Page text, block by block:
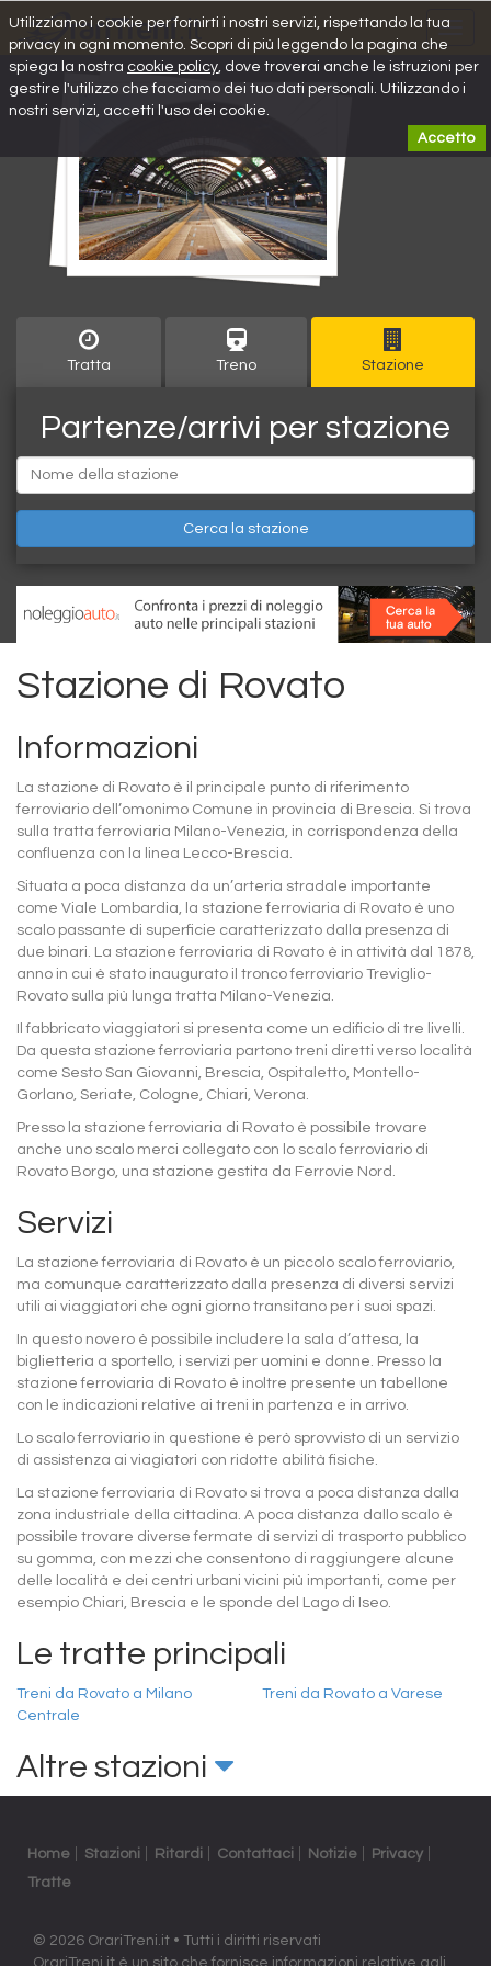
Tratta Treno Stazione
Partenze/arrivi per stazione
Partenza
Cerca la stazione
Stazione di Rovato
Informazioni
La stazione di Rovato è il principale punto di riferimento
ferroviario dell’omonimo Comune in provincia di Brescia. Si trova
sulla tratta ferroviaria Milano-Venezia, in corrispondenza della
confluenza con la linea Lecco-Brescia.
Situata a poca distanza da un’arteria stradale importante
come Viale Lombardia, la stazione ferroviaria di Rovato è uno
scalo passante di superficie caratterizzato dalla presenza di
due binari. La stazione ferroviaria di Rovato è in attività dal 1878,
anno in cui è stato inaugurato il tronco ferroviario Treviglio-
Rovato sulla più lunga tratta Milano-Venezia.
Il fabbricato viaggiatori si presenta come un edificio di tre livelli.
Da questa stazione ferroviaria partono treni diretti verso località
come Sesto San Giovanni, Brescia, Ospitaletto, Montello-
Gorlano, Seriate, Cologne, Chiari, Verona.
Presso la stazione ferroviaria di Rovato è possibile trovare
anche uno scalo merci collegato con lo scalo ferroviario di
Rovato Borgo, una stazione gestita da Ferrovie Nord.
Servizi
La stazione ferroviaria di Rovato è un piccolo scalo ferroviario,
ma comunque caratterizzato dalla presenza di diversi servizi
utili ai viaggiatori che ogni giorno transitano per i suoi spazi.
In questo novero è possibile includere la sala d’attesa, la
biglietteria a sportello, i servizi per uomini e donne. Presso la
stazione ferroviaria di Rovato è inoltre presente un tabellone
con le indicazioni relative ai treni in partenza e in arrivo.
Lo scalo ferroviario in questione è però sprovvisto di un servizio
di assistenza ai viagiatori con ridotte abilità fisiche.
La stazione ferroviaria di Rovato si trova a poca distanza dalla
zona industriale della cittadina. A poca distanza dallo scalo è
possibile trovare diverse fermate di servizi di trasporto pubblico
su gomma, con mezzi che consentono di raggiungere alcune
delle località e dei centri urbani vicini più importanti, come per
esempio Chiari, Brescia e le sponde del Lago di Iseo.
Le tratte principali
Treni da Rovato a Milano
Centrale
Treni da Rovato a Varese
Altre stazioni
Home Stazioni Ritardi Contattaci Notizie
Privacy
Tratte
© 2026 OrariTreni.it • Tutti i diritti riservati
OrariTreni.it è un sito che fornisce informazioni relative agli
Utilizziamo i cookie per fornirti i nostri servizi, rispettando la tua
privacy in ogni momento. Scopri di più leggendo la pagina che
spiega la nostra cookie policy, dove troverai anche le istruzioni per
gestire l'utilizzo che facciamo dei tuo dati personali. Utilizzando i
nostri servizi, accetti l'uso dei cookie.
Accetto